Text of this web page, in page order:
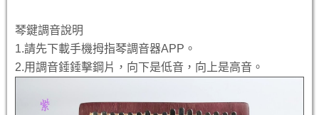
琴鍵調音說明
1.請先下載手機拇指琴調音器APP。
2.用調音錘錘擊鋼片，向下是低音，向上是高音。